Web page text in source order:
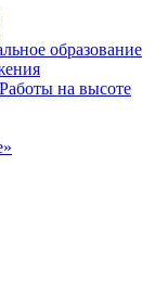
образование
на высоте